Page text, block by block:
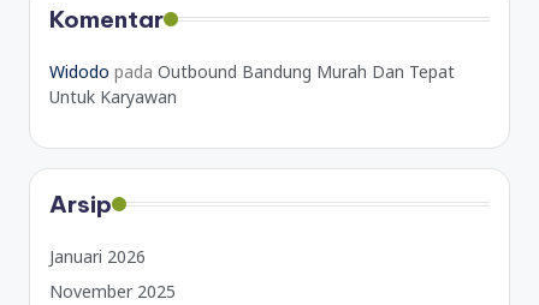
Komentar
Widodo pada Outbound Bandung Murah Dan Tepat
Untuk Karyawan
Arsip
Januari 2026
November 2025